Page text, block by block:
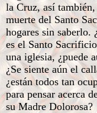
la Cruz, así
muerte del Santo
hogares sin saberlo.
es el Santo
una iglesia, ¿puede
¿Se siente aún el
¿están todos tan
para pensar acerca
su Madre Dolorosa?